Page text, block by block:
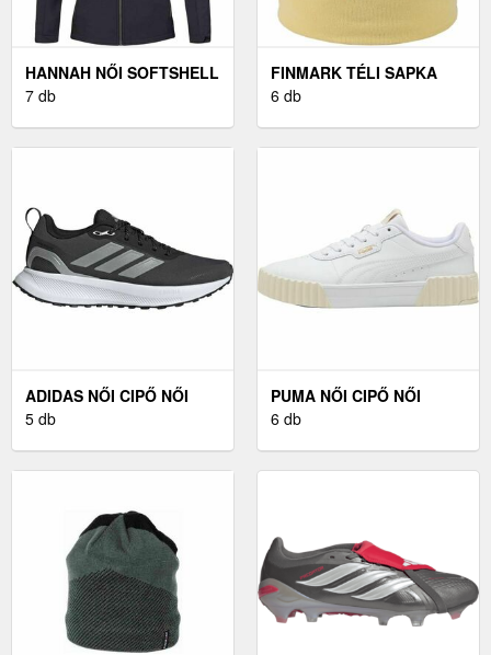
HANNAH NŐI SOFTSHELL
KABÁT NŐI SOFTSHELL
7 db
FINMARK TÉLI SAPKA
TÉLI SAPKA, BÉZS,
6 db
ADIDAS NŐI CIPŐ NŐI
CIPŐ, FEKETE, MÉRET 40
5 db
PUMA NŐI CIPŐ NŐI
CIPŐ, FEHÉR, MÉRET 40
6 db